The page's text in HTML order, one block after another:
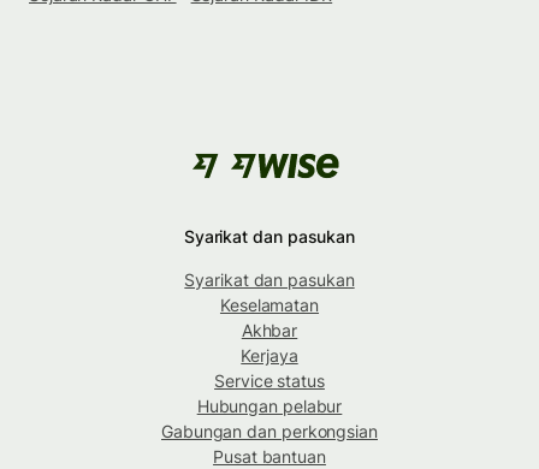
Syarikat dan pasukan
Syarikat dan pasukan
Keselamatan
Akhbar
Kerjaya
Service status
Hubungan pelabur
Gabungan dan perkongsian
Pusat bantuan